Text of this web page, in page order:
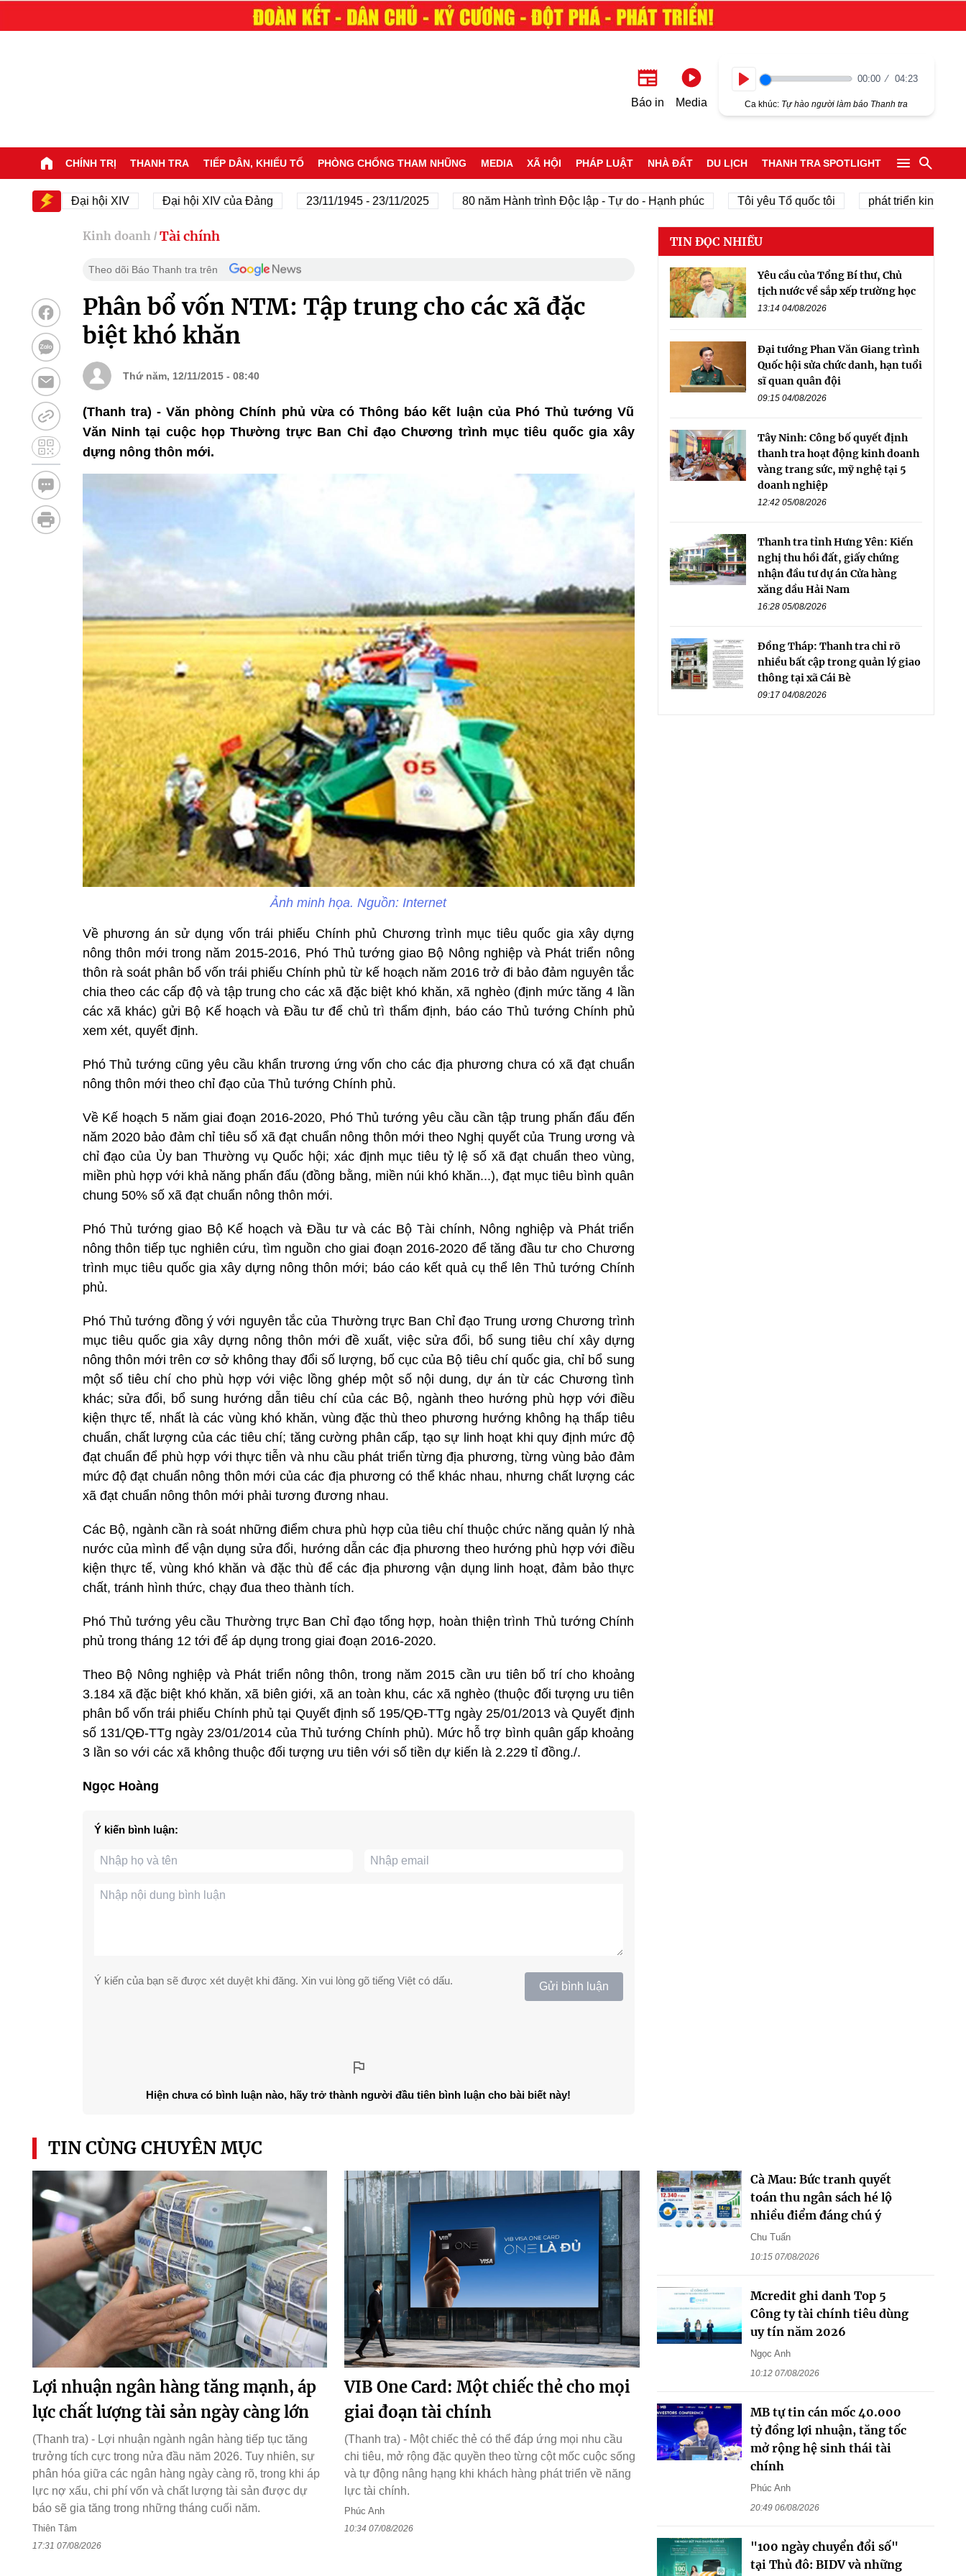
Báo in Media
00:00 04:23
Ca khúc: Tự hào người làm báo Thanh tra
CHÍNH TRỊ THANH TRA TIẾP DÂN, KHIẾU TỐ PHÒNG CHỐNG THAM NHŨNG MEDIA XÃ HỘI PHÁP LUẬT NHÀ ĐẤT DU LỊCH THANH TRA SPOTLIGHT
Đại hội XIV Đại hội XIV của Đảng 23/11/1945 - 23/11/2025 80 năm Hành trình Độc lập - Tự do - Hạnh phúc Tôi yêu Tổ quốc tôi phát triển kinh tế tư nhân
Kinh doanh / Tài chính
Theo dõi Báo Thanh tra trên
Phân bổ vốn NTM: Tập trung cho các xã đặc
biệt khó khăn
Thứ năm, 12/11/2015 - 08:40
(Thanh tra) - Văn phòng Chính phủ vừa có Thông báo kết luận của Phó Thủ tướng Vũ
Văn Ninh tại cuộc họp Thường trực Ban Chỉ đạo Chương trình mục tiêu quốc gia xây
dựng nông thôn mới.
Ảnh minh họa. Nguồn: Internet
Về phương án sử dụng vốn trái phiếu Chính phủ Chương trình mục tiêu quốc gia xây dựng
nông thôn mới trong năm 2015-2016, Phó Thủ tướng giao Bộ Nông nghiệp và Phát triển nông
thôn rà soát phân bổ vốn trái phiếu Chính phủ từ kế hoạch năm 2016 trở đi bảo đảm nguyên tắc
chia theo các cấp độ và tập trung cho các xã đặc biệt khó khăn, xã nghèo (định mức tăng 4 lần
các xã khác) gửi Bộ Kế hoạch và Đầu tư để chủ trì thẩm định, báo cáo Thủ tướng Chính phủ
xem xét, quyết định.
Phó Thủ tướng cũng yêu cầu khẩn trương ứng vốn cho các địa phương chưa có xã đạt chuẩn
nông thôn mới theo chỉ đạo của Thủ tướng Chính phủ.
Về Kế hoạch 5 năm giai đoạn 2016-2020, Phó Thủ tướng yêu cầu cần tập trung phấn đấu đến
năm 2020 bảo đảm chỉ tiêu số xã đạt chuẩn nông thôn mới theo Nghị quyết của Trung ương và
chỉ đạo của Ủy ban Thường vụ Quốc hội; xác định mục tiêu tỷ lệ số xã đạt chuẩn theo vùng,
miền phù hợp với khả năng phấn đấu (đồng bằng, miền núi khó khăn...), đạt mục tiêu bình quân
chung 50% số xã đạt chuẩn nông thôn mới.
Phó Thủ tướng giao Bộ Kế hoạch và Đầu tư và các Bộ Tài chính, Nông nghiệp và Phát triển
nông thôn tiếp tục nghiên cứu, tìm nguồn cho giai đoạn 2016-2020 để tăng đầu tư cho Chương
trình mục tiêu quốc gia xây dựng nông thôn mới; báo cáo kết quả cụ thể lên Thủ tướng Chính
phủ.
Phó Thủ tướng đồng ý với nguyên tắc của Thường trực Ban Chỉ đạo Trung ương Chương trình
mục tiêu quốc gia xây dựng nông thôn mới đề xuất, việc sửa đổi, bổ sung tiêu chí xây dựng
nông thôn mới trên cơ sở không thay đổi số lượng, bố cục của Bộ tiêu chí quốc gia, chỉ bổ sung
một số tiêu chí cho phù hợp với việc lồng ghép một số nội dung, dự án từ các Chương tình
khác; sửa đổi, bổ sung hướng dẫn tiêu chí của các Bộ, ngành theo hướng phù hợp với điều
kiện thực tế, nhất là các vùng khó khăn, vùng đặc thù theo phương hướng không hạ thấp tiêu
chuẩn, chất lượng của các tiêu chí; tăng cường phân cấp, tạo sự linh hoạt khi quy định mức độ
đạt chuẩn để phù hợp với thực tiễn và nhu cầu phát triển từng địa phương, từng vùng bảo đảm
mức độ đạt chuẩn nông thôn mới của các địa phương có thể khác nhau, nhưng chất lượng các
xã đạt chuẩn nông thôn mới phải tương đương nhau.
Các Bộ, ngành cần rà soát những điểm chưa phù hợp của tiêu chí thuộc chức năng quản lý nhà
nước của mình để vận dụng sửa đổi, hướng dẫn các địa phương theo hướng phù hợp với điều
kiện thực tế, vùng khó khăn và đặc thù để các địa phương vận dụng linh hoạt, đảm bảo thực
chất, tránh hình thức, chạy đua theo thành tích.
Phó Thủ tướng yêu cầu Thường trực Ban Chỉ đạo tổng hợp, hoàn thiện trình Thủ tướng Chính
phủ trong tháng 12 tới để áp dụng trong giai đoạn 2016-2020.
Theo Bộ Nông nghiệp và Phát triển nông thôn, trong năm 2015 cần ưu tiên bố trí cho khoảng
3.184 xã đặc biệt khó khăn, xã biên giới, xã an toàn khu, các xã nghèo (thuộc đối tượng ưu tiên
phân bổ vốn trái phiếu Chính phủ tại Quyết định số 195/QĐ-TTg ngày 25/01/2013 và Quyết định
số 131/QĐ-TTg ngày 23/01/2014 của Thủ tướng Chính phủ). Mức hỗ trợ bình quân gấp khoảng
3 lần so với các xã không thuộc đối tượng ưu tiên với số tiền dự kiến là 2.229 tỉ đồng./.
Ngọc Hoàng
Ý kiến bình luận:
Ý kiến của bạn sẽ được xét duyệt khi đăng. Xin vui lòng gõ tiếng Việt có dấu. Gửi bình luận
Hiện chưa có bình luận nào, hãy trở thành người đầu tiên bình luận cho bài biết này!
TIN ĐỌC NHIỀU
Yêu cầu của Tổng Bí thư, Chủ
tịch nước về sắp xếp trường học
13:14 04/08/2026
Đại tướng Phan Văn Giang trình
Quốc hội sửa chức danh, hạn tuổi
sĩ quan quân đội
09:15 04/08/2026
Tây Ninh: Công bố quyết định
thanh tra hoạt động kinh doanh
vàng trang sức, mỹ nghệ tại 5
doanh nghiệp
12:42 05/08/2026
Thanh tra tỉnh Hưng Yên: Kiến
nghị thu hồi đất, giấy chứng
nhận đầu tư dự án Cửa hàng
xăng dầu Hải Nam
16:28 05/08/2026
Đồng Tháp: Thanh tra chỉ rõ
nhiều bất cập trong quản lý giao
thông tại xã Cái Bè
09:17 04/08/2026
TIN CÙNG CHUYÊN MỤC
Lợi nhuận ngân hàng tăng mạnh, áp
lực chất lượng tài sản ngày càng lớn
(Thanh tra) - Lợi nhuận ngành ngân hàng tiếp tục tăng
trưởng tích cực trong nửa đầu năm 2026. Tuy nhiên, sự
phân hóa giữa các ngân hàng ngày càng rõ, trong khi áp
lực nợ xấu, chi phí vốn và chất lượng tài sản được dự
báo sẽ gia tăng trong những tháng cuối năm.
Thiên Tâm
17:31 07/08/2026
VIB One Card: Một chiếc thẻ cho mọi
giai đoạn tài chính
(Thanh tra) - Một chiếc thẻ có thể đáp ứng mọi nhu cầu
chi tiêu, mở rộng đặc quyền theo từng cột mốc cuộc sống
và tự động nâng hạng khi khách hàng phát triển về năng
lực tài chính.
Phúc Anh
10:34 07/08/2026
Cà Mau: Bức tranh quyết
toán thu ngân sách hé lộ
nhiều điểm đáng chú ý
Chu Tuấn
10:15 07/08/2026
Mcredit ghi danh Top 5
Công ty tài chính tiêu dùng
uy tín năm 2026
Ngọc Anh
10:12 07/08/2026
MB tự tin cán mốc 40.000
tỷ đồng lợi nhuận, tăng tốc
mở rộng hệ sinh thái tài
chính
Phúc Anh
20:49 06/08/2026
"100 ngày chuyển đổi số"
tại Thủ đô: BIDV và những